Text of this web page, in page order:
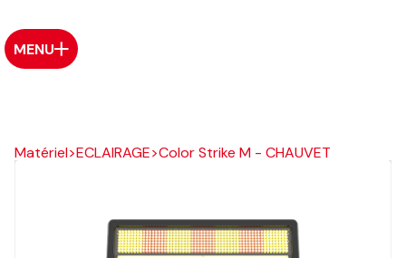
MENU
Matériel>ECLAIRAGE>Color Strike M - CHAUVET